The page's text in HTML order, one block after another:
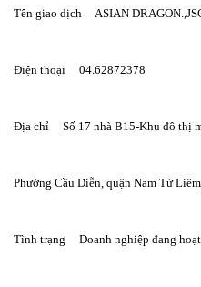
Tên giao dịch     ASIAN
Điện thoại     04.62872378
Địa chỉ     Số 17 nhà B15-Khu đô
Phường Cầu Diễn, quận Nam Từ
Tình trạng     Doanh nghiệp đang